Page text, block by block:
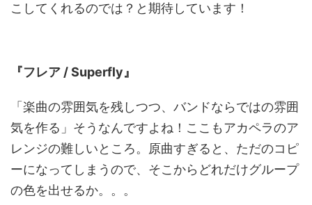
こしてくれるのでは？と期待しています！
『フレア / Superfly』
「楽曲の雰囲気を残しつつ、バンドならではの雰囲
気を作る」そうなんですよね！ここもアカペラのア
レンジの難しいところ。原曲すぎると、ただのコピ
ーになってしまうので、そこからどれだけグループ
の色を出せるか。。。